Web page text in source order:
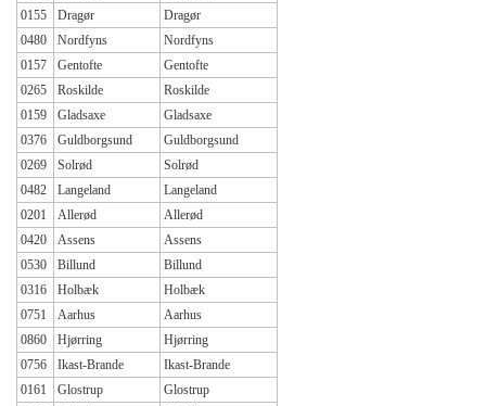
0155
Dragør
Dragør
0480
Nordfyns
Nordfyns
0157
Gentofte
Gentofte
0265
Roskilde
Roskilde
0159
Gladsaxe
Gladsaxe
0376
Guldborgsund
Guldborgsund
0269
Solrød
Solrød
0482
Langeland
Langeland
0201
Allerød
Allerød
0420
Assens
Assens
0530
Billund
Billund
0316
Holbæk
Holbæk
0751
Aarhus
Aarhus
0860
Hjørring
Hjørring
0756
Ikast-Brande
Ikast-Brande
0161
Glostrup
Glostrup